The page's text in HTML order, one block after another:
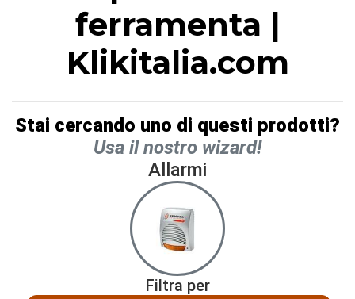
ferramenta |
Klikitalia.com
Stai cercando uno di questi prodotti?
Usa il nostro wizard!
Allarmi
Filtra per